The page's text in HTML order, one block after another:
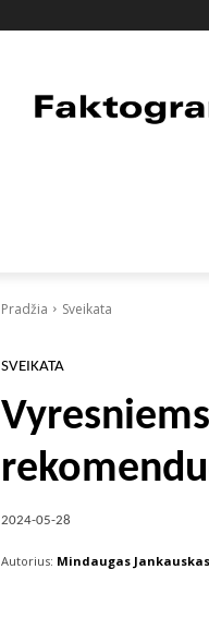
Pradžia Sveikata
SVEIKATA
2024-05-28
Autorius: Mindaugas Jankauskas